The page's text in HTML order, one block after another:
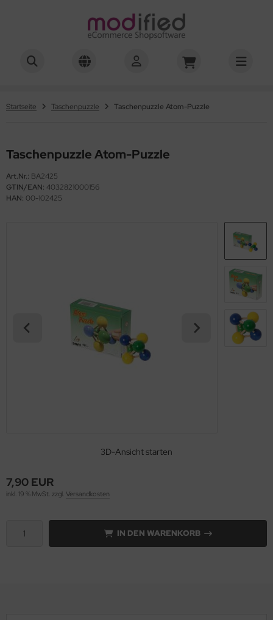
Startseite Taschenpuzzle Taschenpuzzle Atom-Puzzle
Taschenpuzzle Atom-Puzzle
Art.Nr.: BA2425
GTIN/EAN: 4032821000156
HAN: 00-102425
3D-Ansicht starten
7,90 EUR
inkl. 19 % MwSt. zzgl. Versandkosten
IN DEN WARENKORB
06
07